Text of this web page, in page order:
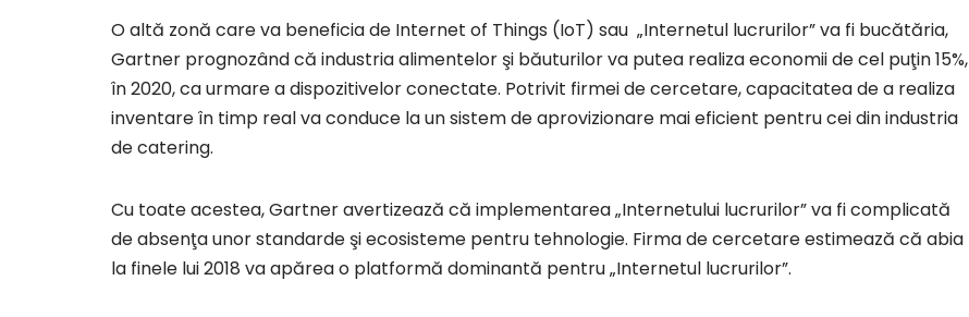
O altă zonă care va beneficia de Internet of Things (IoT) sau „Internetul lucrurilor” va fi bucătăria,
Gartner prognozând că industria alimentelor şi băuturilor va putea realiza economii de cel puţin 15%,
în 2020, ca urmare a dispozitivelor conectate. Potrivit firmei de cercetare, capacitatea de a realiza
inventare în timp real va conduce la un sistem de aprovizionare mai eficient pentru cei din industria
de catering.
Cu toate acestea, Gartner avertizează că implementarea „Internetului lucrurilor” va fi complicată
de absenţa unor standarde şi ecosisteme pentru tehnologie. Firma de cercetare estimează că abia
la finele lui 2018 va apărea o platformă dominantă pentru „Internetul lucrurilor”.